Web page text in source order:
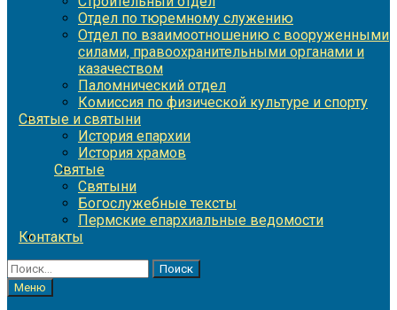
Отдел по тюремному служению
Отдел по взаимоотношению с вооруженными
силами, правоохранительными органами и
казачеством
Паломнический отдел
Комиссия по физической культуре и спорту
Святые и святыни
История епархии
История храмов
Святые
Святыни
Богослужебные тексты
Пермские епархиальные ведомости
Контакты
Найти:
Меню